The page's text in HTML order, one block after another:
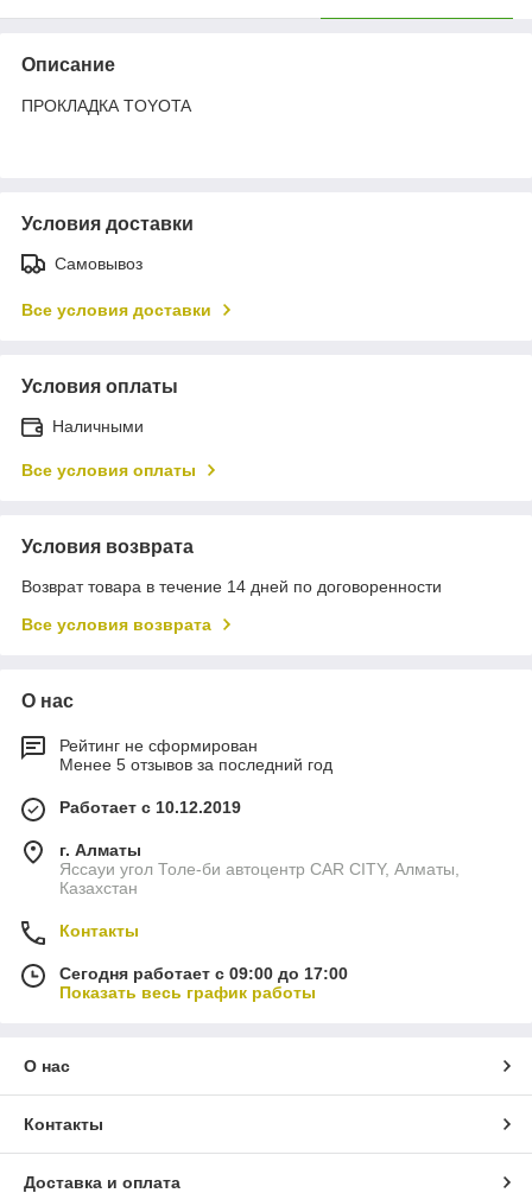
Описание
ПРОКЛАДКА TOYOTA
Условия доставки
Самовывоз
Все условия доставки
Условия оплаты
Наличными
Все условия оплаты
Условия возврата
Возврат товара в течение 14 дней по договоренности
Все условия возврата
О нас
Рейтинг не сформирован
Менее 5 отзывов за последний год
Работает с 10.12.2019
г. Алматы
Яссауи угол Толе-би автоцентр CAR CITY, Алматы,
Казахстан
Контакты
Сегодня работает с 09:00 до 17:00
Показать весь график работы
О нас
Контакты
Доставка и оплата